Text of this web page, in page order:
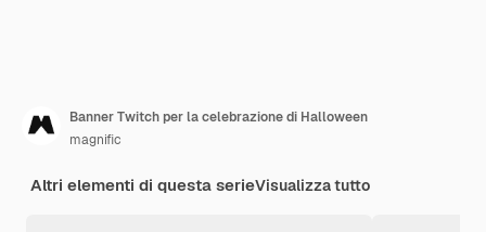
Banner Twitch per la celebrazione di Halloween
magnific
Altri elementi di questa serieVisualizza tutto